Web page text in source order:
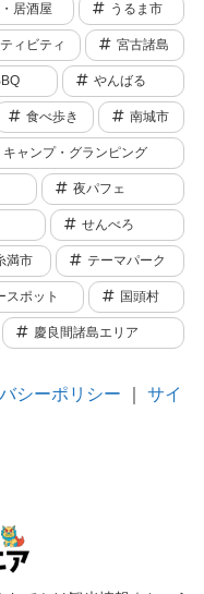
居酒屋 うるま市
ィビティ 宮古諸島
やんばる
食べ歩き 南城市
キャンプ・グランピング
夜パフェ
せんべろ
満市 テーマパーク
スポット 国頭村
慶良間諸島エリア
シーポリシー
サイ